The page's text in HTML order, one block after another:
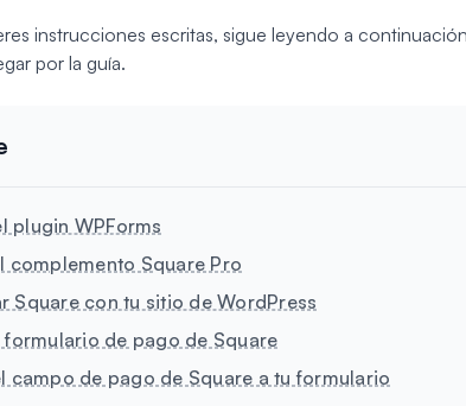
instrucciones escritas, sigue leyendo a
por la guía.
plugin WPForms
complemento Square Pro
Square con tu sitio de WordPress
formulario de pago de Square
campo de pago de Square a tu formulario